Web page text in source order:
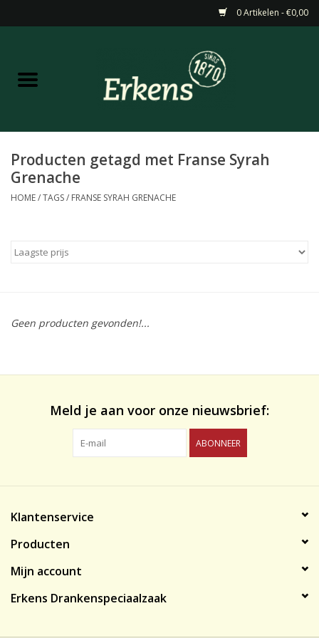
0 Artikelen - €0,00
Home
likeuren&Overig
Producten getagd met Franse Syrah
Grenache
HOME/TAGS/ FRANSE SYRAH GRENACHE
Geen producten gevonden!...
Meld je aan voor onze nieuwsbrief:
ABONNEER
Klantenservice
Producten
Mijn account
Erkens Drankenspeciaalzaak